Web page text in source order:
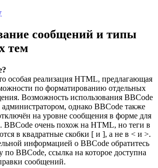
сообщений и типы
тем
особая реализация HTML, предлагающая
по форматированию отдельных
Возможность использования BBCode
администратором, однако BBCode также
на уровне сообщения в форме для
BBCode очень похож на HTML, но теги в
в квадратные скобки [ и ], а не в < и >.
информацией о BBCode обратитесь
по BBCode, ссылка на которое доступна
сообщений.